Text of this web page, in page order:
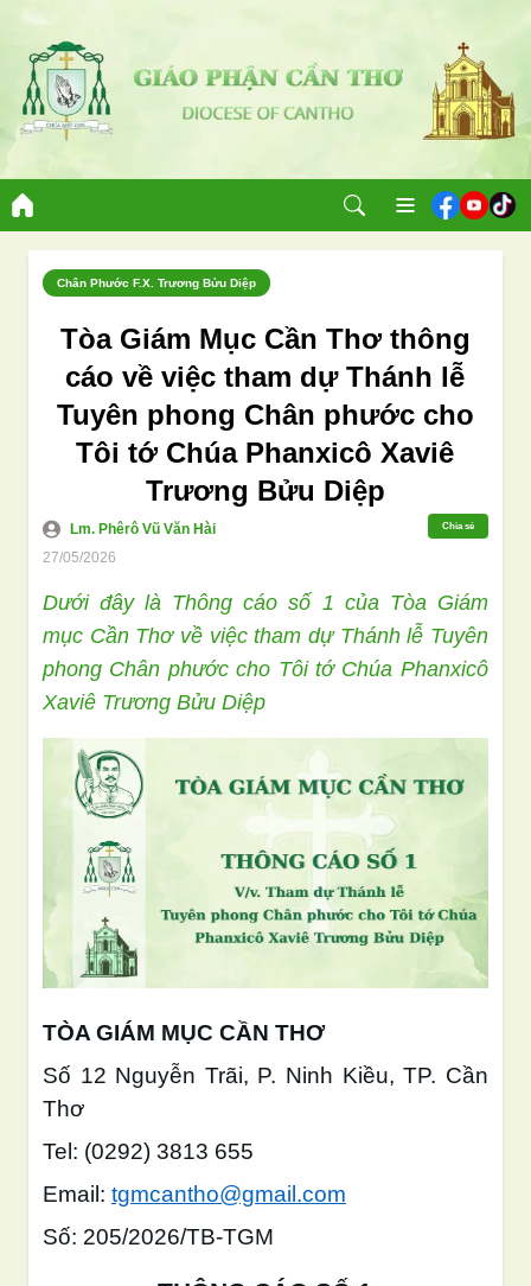
Chân Phước F.X. Trương Bửu Diệp
Tòa Giám Mục Cần Thơ thông
cáo về việc tham dự Thánh lễ
Tuyên phong Chân phước cho
Tôi tớ Chúa Phanxicô Xaviê
Trương Bửu Diệp
Lm. Phêrô Vũ Văn Hài
27/05/2026
Chia sẻ
Dưới đây là Thông cáo số 1 của Tòa Giám
mục Cần Thơ về việc tham dự Thánh lễ Tuyên
phong Chân phước cho Tôi tớ Chúa Phanxicô
Xaviê Trương Bửu Diệp
TÒA GIÁM MỤC CẦN THƠ
Số 12 Nguyễn Trãi, P. Ninh Kiều, TP. Cần
Thơ
Tel: (0292) 3813 655
Email: tgmcantho@gmail.com
Số: 205/2026/TB-TGM